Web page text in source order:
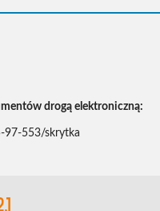
drogą elektroniczną:
97-553/skrytka